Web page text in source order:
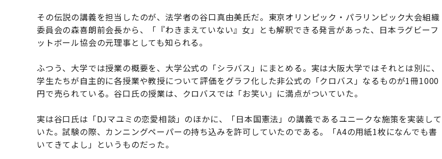
その伝説の講義を担当したのが、法学者の谷口真由美氏だ。東京オリンピック・パラリンピック大会組織
委員会の森喜朗前会長から、「『わきまえていない』女」とも解釈できる発言があった、日本ラグビーフ
ットボール協会の元理事としても知られる。
ふつう、大学では授業の概要を、大学公式の「シラバス」にまとめる。実は大阪大学ではそれとは別に、
学生たちが自主的に各授業や教授について評価をグラフ化した非公式の「クロバス」なるものが1冊1000
円で売られている。谷口氏の授業は、クロバスでは「お笑い」に満点がついていた。
実は谷口氏は「DJマユミの恋愛相談」のほかに、「日本国憲法」の講義であるユニークな施策を実装して
いた。試験の際、カンニングペーパーの持ち込みを許可していたのである。「A4の用紙1枚になんでも書
いてきてよし」というものだった。